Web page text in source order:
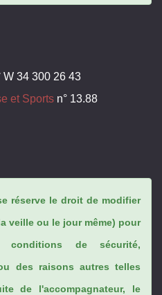
W 34 300 26 43
et Sports n° 13.88
réserve le droit de modifier
veille ou le jour même) pour
conditions de sécurité,
des raisons autres telles
de l'accompagnateur, le